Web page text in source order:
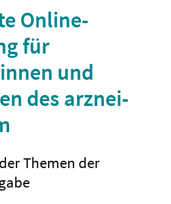
Online-
für
und
des arznei-
Themen der